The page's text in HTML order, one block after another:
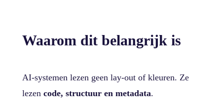
Waarom dit belangrijk is
AI-systemen lezen geen lay-out of kleuren. Ze
lezen code, structuur en metadata.